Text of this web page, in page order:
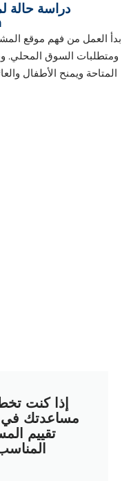
دراسة حالة
بدأ العمل من فهم موقع
ومتطلبات السوق المحلي.
المتاحة ويمنح الأطفال
إذا كنت
تقييم